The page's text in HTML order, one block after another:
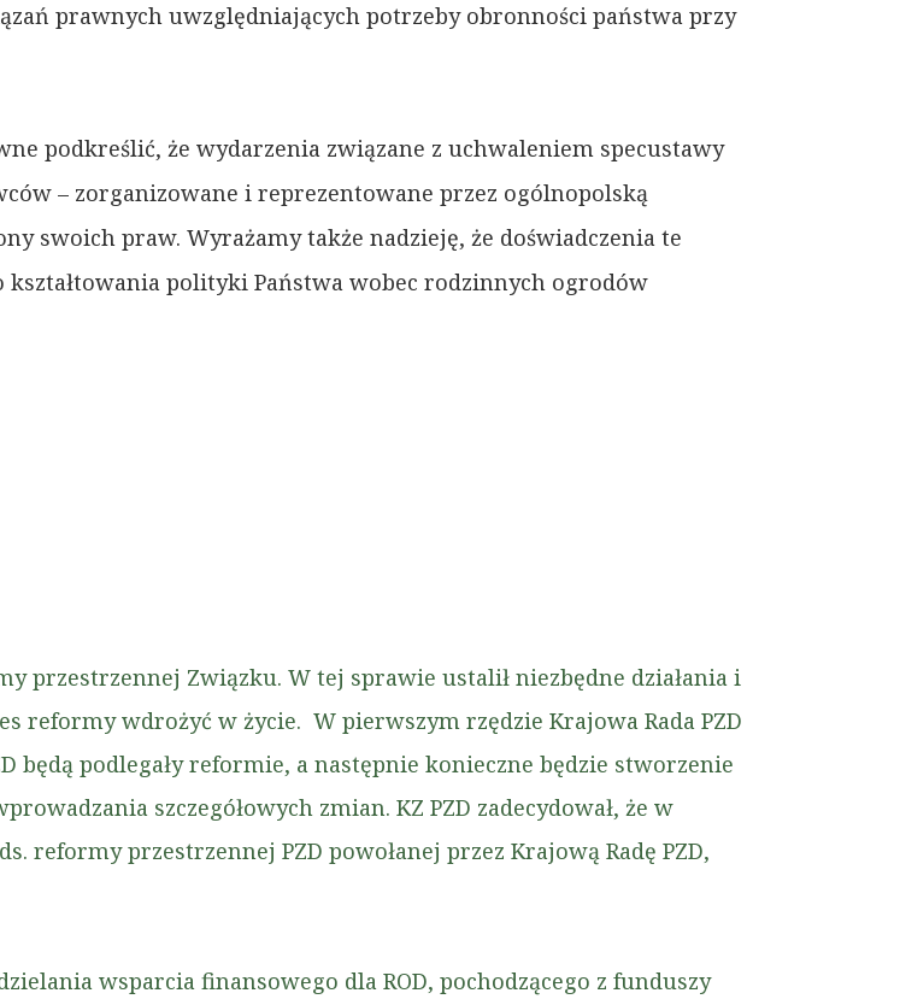
prawnych uwzględniających potrzeby obronności państwa przy
podkreślić, że wydarzenia związane z uchwaleniem specustawy
– zorganizowane i reprezentowane przez ogólnopolską
swoich praw. Wyrażamy także nadzieję, że doświadczenia te
polityki Państwa wobec rodzinnych ogrodów
przestrzennej Związku. W tej sprawie ustalił niezbędne działania i
reformy wdrożyć w życie. W pierwszym rzędzie Krajowa Rada PZD
będą podlegały reformie, a następnie konieczne będzie stworzenie
szczegółowych zmian. KZ PZD zadecydował, że w
reformy przestrzennej PZD powołanej przez Krajową Radę PZD,
wsparcia finansowego dla ROD, pochodzącego z funduszy